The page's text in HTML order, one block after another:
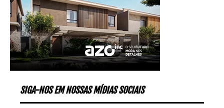
SIGA-NOS EM NOSSAS MÍDIAS SOCIAIS